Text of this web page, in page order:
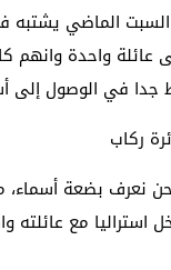
الماضي يشتبه
عائلة واحدة
في الوصول إلى
نعرف بضعة